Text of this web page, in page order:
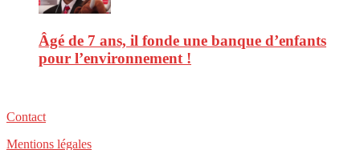
Âgé de 7 ans, il fonde une banque d’enfants
pour l’environnement !
Contact
Mentions légales